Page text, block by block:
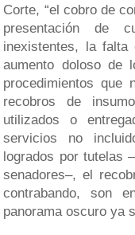
Corte, “el cobro de
presentación de
inexistentes, la
aumento doloso de
procedimientos que
recobros de
utilizados o
servicios no
logrados por tutelas
senadores–, el
contrabando, son
panorama oscuro ya